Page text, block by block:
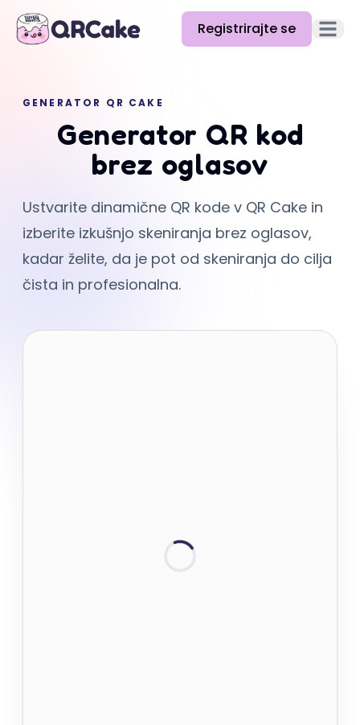
Registrirajte se Odpri
Cene
Blog
Pomoč
API
GENERATOR QR CAKE
Generator QR kod
brez oglasov
Ustvarite dinamične QR kode v QR Cake in
izberite izkušnjo skeniranja brez oglasov,
kadar želite, da je pot od skeniranja do cilja
čista in profesionalna.